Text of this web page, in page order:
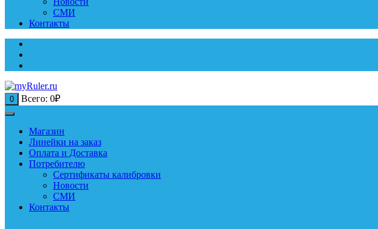
СМИ
Контакты
0 Всего: 0₽
Магазин
Линейки на заказ
Оплата и Доставка
Потребителю
Сертификаты калибровки
Новости
СМИ
Контакты